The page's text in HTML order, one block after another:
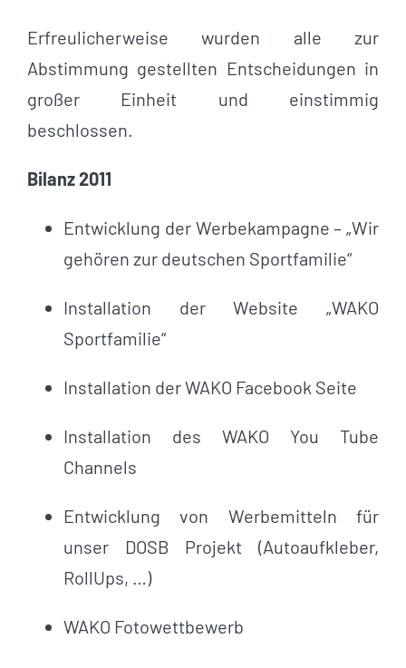
Erfreulicherweise wurden alle zur
Abstimmung gestellten Entscheidungen in
großer Einheit und einstimmig
beschlossen.
Bilanz 2011
Entwicklung der Werbekampagne – „Wir
gehören zur deutschen Sportfamilie“
Installation der Website „WAKO
Sportfamilie“
Installation der WAKO Facebook Seite
Installation des WAKO You Tube
Channels
Entwicklung von Werbemitteln für
unser DOSB Projekt (Autoaufkleber,
RollUps, …)
WAKO Fotowettbewerb